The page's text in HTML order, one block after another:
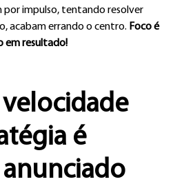
por impulso, tentando resolver
acabam errando o centro. Foco é
em resultado!
velocidade
é